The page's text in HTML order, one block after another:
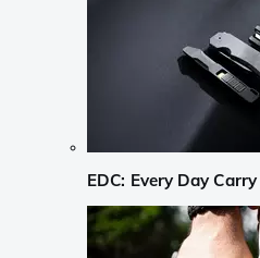
EDC: Every Day Carry